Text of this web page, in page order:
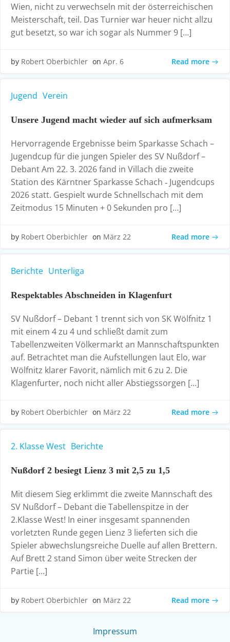
Wien, nicht zu verwechseln mit der österreichischen
Meisterschaft, teil. Das Turnier war heuer nicht allzu
gut besetzt, so war ich sogar als Nummer 9 […]
by Robert Oberbichler on Apr. 6 Read more
Jugend Verein
Unsere Jugend macht wieder auf sich aufmerksam
Hervorragende Ergebnisse beim Sparkasse Schach –
Jugendcup für die jungen Spieler des SV Nußdorf –
Debant Am 22. 3. 2026 fand in Villach die zweite
Station des Kärntner Sparkasse Schach ‑ Jugendcups
2026 statt. Gespielt wurde Schnellschach mit dem
Zeitmodus 15 Minuten + 0 Sekunden pro […]
by Robert Oberbichler on März 22 Read more
Berichte Unterliga
Respektables Abschneiden in Klagenfurt
SV Nußdorf – Debant 1 trennt sich von SK Wölfnitz 1
mit einem 4 zu 4 und schließt damit zum
Tabellenzweiten Völkermarkt an Mannschaftspunkten
auf. Betrachtet man die Aufstellungen laut Elo, war
Wölfnitz klarer Favorit, nämlich mit 6 zu 2. Die
Klagenfurter, noch nicht aller Abstiegssorgen […]
by Robert Oberbichler on März 22 Read more
2. Klasse West Berichte
Nußdorf 2 besiegt Lienz 3 mit 2,5 zu 1,5
Mit diesem Sieg erklimmt die zweite Mannschaft des
SV Nußdorf – Debant die Tabellenspitze in der
2.Klasse West! In einer insgesamt spannenden
vorletzten Runde gegen Lienz 3 lieferten sich die
Spieler abwechslungsreiche Duelle auf allen Brettern.
Auf Brett 2 stand Simon über weite Strecken der
Partie […]
by Robert Oberbichler on März 22 Read more
Impressum